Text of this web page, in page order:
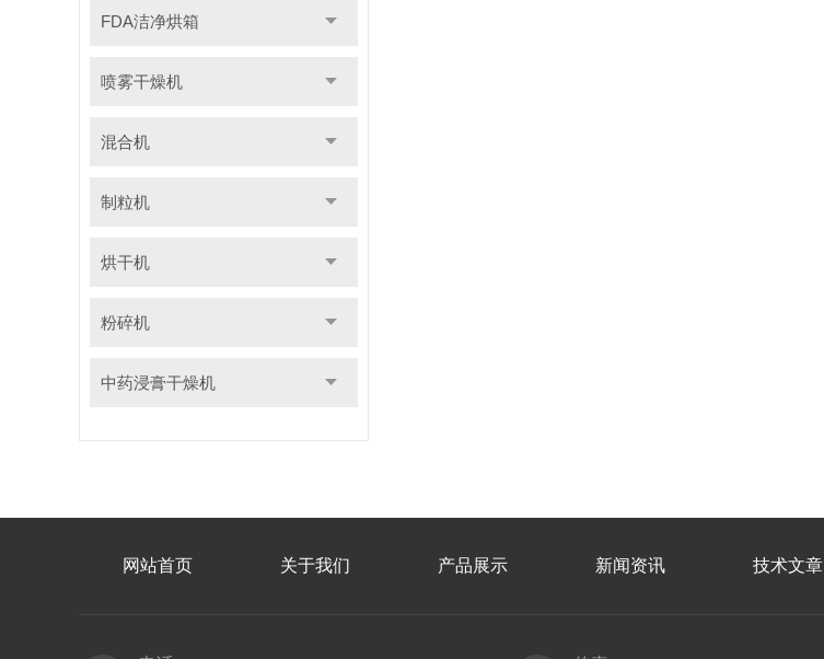
FDA洁净烘箱
喷雾干燥机
混合机
制粒机
烘干机
粉碎机
中药浸膏干燥机
网站首页 关于我们 产品展示 新闻资讯 技术文章